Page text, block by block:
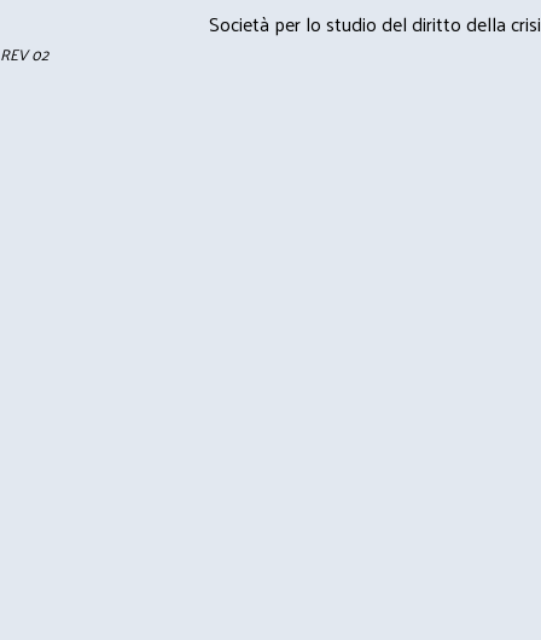
Società per lo studio del diritto della crisi
REV 02